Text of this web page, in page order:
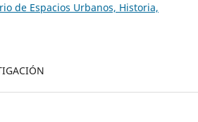
de Espacios Urbanos, Historia,